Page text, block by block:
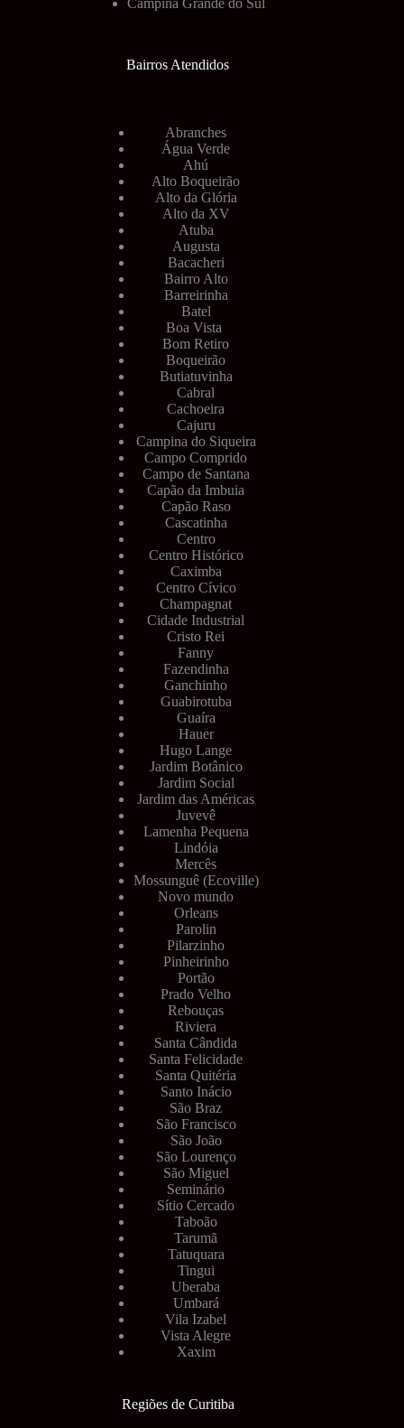
Bairros Atendidos
Abranches
Água Verde
Ahú
Alto Boqueirão
Alto da Glória
Alto da XV
Atuba
Augusta
Bacacheri
Bairro Alto
Barreirinha
Batel
Boa Vista
Bom Retiro
Boqueirão
Butiatuvinha
Cabral
Cachoeira
Cajuru
Campina do Siqueira
Campo Comprido
Campo de Santana
Capão da Imbuia
Capão Raso
Cascatinha
Centro
Centro Histórico
Caximba
Centro Cívico
Champagnat
Cidade Industrial
Cristo Rei
Fanny
Fazendinha
Ganchinho
Guabirotuba
Guaíra
Hauer
Hugo Lange
Jardim Botânico
Jardim Social
Jardim das Américas
Juvevê
Lamenha Pequena
Lindóia
Mercês
Mossunguê (Ecoville)
Novo mundo
Orleans
Parolin
Pilarzinho
Pinheirinho
Portão
Prado Velho
Rebouças
Riviera
Santa Cândida
Santa Felicidade
Santa Quitéria
Santo Inácio
São Braz
São Francisco
São João
São Lourenço
São Miguel
Seminário
Sítio Cercado
Taboão
Tarumã
Tatuquara
Tingui
Uberaba
Umbará
Vila Izabel
Vista Alegre
Xaxim
Regiões de Curitiba